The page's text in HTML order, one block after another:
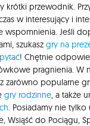
krótki przewodnik.
w interesujący i
wspomnienia. Jeśli
szukasz gry na
! Chętnie
pragnienia. W
zarówno popularne
gry rodzinne , a także
. Posiadamy nie
Wsiąść do Pociągu,